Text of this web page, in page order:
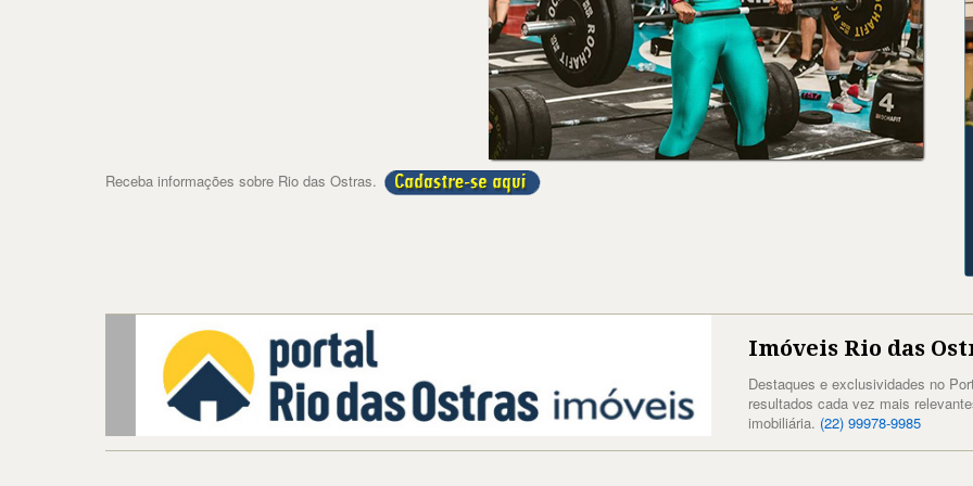
Receba informações sobre Rio das Ostras.
Imóveis Rio das
Destaques e exclusividades no
resultados cada vez mais
imobiliária. (22) 99978-9985